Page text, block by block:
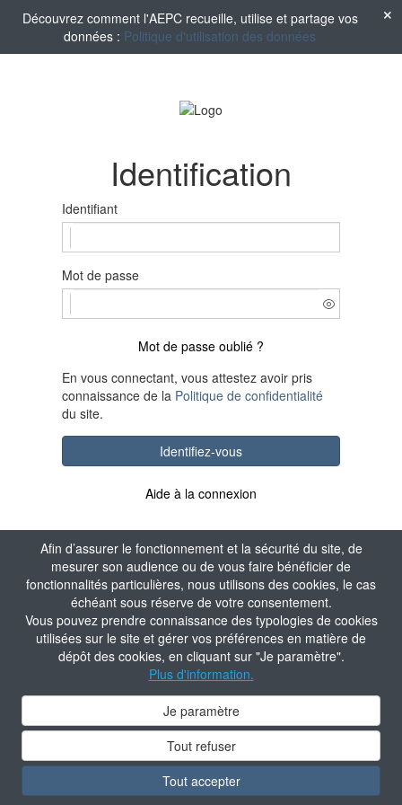
Afin d’assurer le fonctionnement et la sécurité du site, de
mesurer son audience ou de vous faire bénéficier de
fonctionnalités particulières, nous utilisons des cookies, le cas
échéant sous réserve de votre consentement.
Vous pouvez prendre connaissance des typologies de cookies
utilisées sur le site et gérer vos préférences en matière de
dépôt des cookies, en cliquant sur "Je paramètre".
Plus d'information.
Je paramètre
Tout refuser
Tout accepter
Découvrez comment l'AEPC recueille, utilise et partage vos
données : Politique d'utilisation des données
Identification
Identifiant
Mot de passe
Mot de passe oublié ?
En vous connectant, vous attestez avoir pris
connaissance de la Politique de confidentialité
du site.
Identifiez-vous
Aide à la connexion